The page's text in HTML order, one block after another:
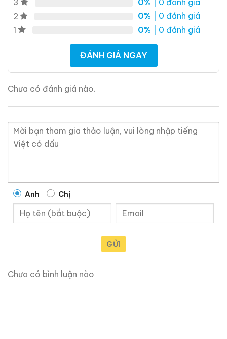
00:00
có lịch sử hơn 2.000 nămvà được coi là “quốc tửu”
trong văn hóa Thiệu Hưng.
Điểm làm nên danh tiếng của Guyue Longshan:
Sử dụngnước suối núi Kuaiji– nguồn nước nổi tiếng
Nguyên liệu gạo nếp thượng hạng vùng Chiết
3
2
0% | 0 đánh giá
1
0% | 0 đánh giá
ĐÁNH GIÁ NGAY
Chưa có đánh giá nào.
Anh Chị
GỬI
Chưa có bình luận nào